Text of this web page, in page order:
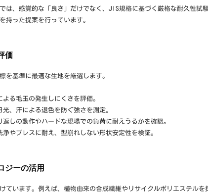
は、感覚的な「良さ」だけでなく、JIS規格に基づく厳格な耐久性試
持った提案を行っています。
価
を基準に最適な生地を厳選します。
る毛玉の発生しにくさを評価。
、汗による退色を防ぐ強さを測定。
しの動作やハードな現場での負荷に耐えうるかを確認。
やプレスに耐え、型崩れしない形状安定性を検証。
ジーの活用
ています。例えば、植物由来の合成繊維やリサイクルポリエステルを